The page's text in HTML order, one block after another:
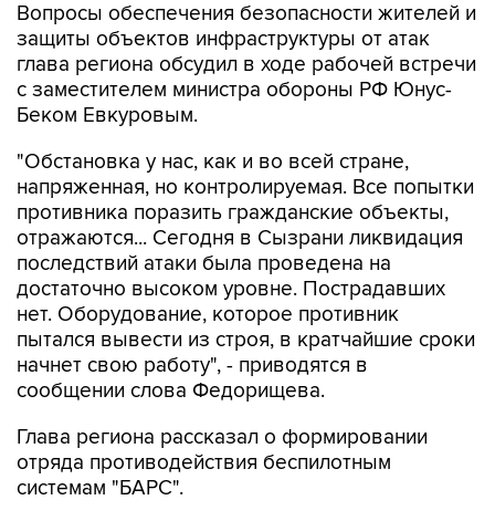
Вопросы обеспечения безопасности жителей и
защиты объектов инфраструктуры от атак
глава региона обсудил в ходе рабочей встречи
с заместителем министра обороны РФ Юнус-
Беком Евкуровым.
"Обстановка у нас, как и во всей стране,
напряженная, но контролируемая. Все попытки
противника поразить гражданские объекты,
отражаются... Сегодня в Сызрани ликвидация
последствий атаки была проведена на
достаточно высоком уровне. Пострадавших
нет. Оборудование, которое противник
пытался вывести из строя, в кратчайшие сроки
начнет свою работу", - приводятся в
сообщении слова Федорищева.
Глава региона рассказал о формировании
отряда противодействия беспилотным
системам "БАРС".